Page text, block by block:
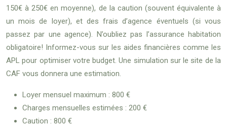
150€ à 250€ en moyenne), de la caution (souvent équivalente à
un mois de loyer), et des frais d’agence éventuels (si vous
passez par une agence). N’oubliez pas l’assurance habitation
obligatoire! Informez-vous sur les aides financières comme les
APL pour optimiser votre budget. Une simulation sur le site de la
CAF vous donnera une estimation.
Loyer mensuel maximum : 800 €
Charges mensuelles estimées : 200 €
Caution : 800 €